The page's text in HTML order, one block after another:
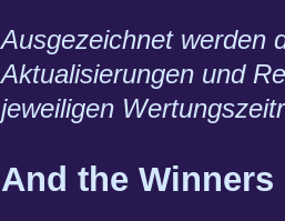
Ausgezeichnet werden
Aktualisierungen und
jeweiligen
And the Winners